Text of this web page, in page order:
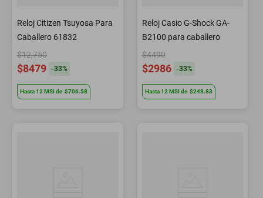
Reloj Citizen Tsuyosa Para
Caballero 61832
$12,750
$8479 -33%
Hasta12MSIde $706.58
Reloj Casio G-Shock GA-
B2100 para caballero
$4490
$2986 -33%
Hasta12MSIde $248.83